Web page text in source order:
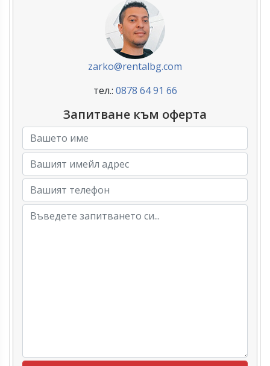
zarko@rentalbg.com
тел.: 0878 64 91 66
Запитване към оферта